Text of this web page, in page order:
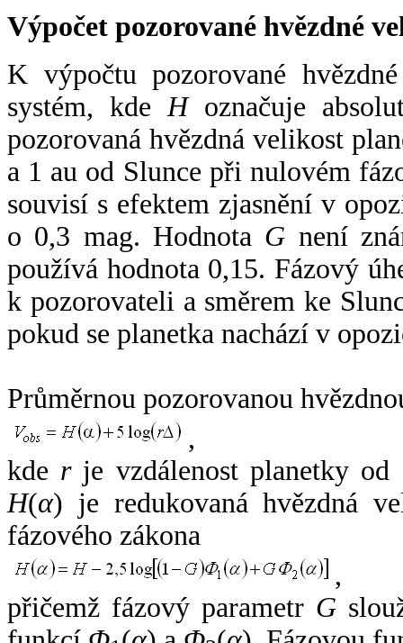
Výpočet pozorované hvězdné
K výpočtu pozorované
systém, kde Hoznačuje
pozorovaná hvězdná velikost
a 1 au od Slunce při nulovém
souvisí s efektem zjasnění v
o 0,3 mag. Hodnota G není
používá hodnota 0,15. Fázový
k pozorovateli a směrem ke
pokud se planetka nachází v
Průměrnou pozorovanou
,
kde rje vzdálenost planetky od
H(α) je redukovaná hvězdná
fázového zákona
,
přičemž fázový parametr G